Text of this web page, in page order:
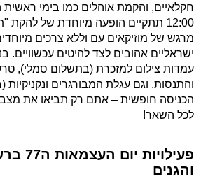
חקלאיים, והקמת אוהלים כמו בימי
12:00 תתקיים הופעה מיוחדת של
מרגש של מוזיקאים עם וללא צרכים
ישראליים אהובים לצד להיטים עכשוויים.
עמדות צילום למזכרת (בתשלום סמלי),
והתנסות, וגם עגלת המבורגרים
הכניסה חופשית – אתם רק תביאו את מצב
לכל השאר!
והגנים